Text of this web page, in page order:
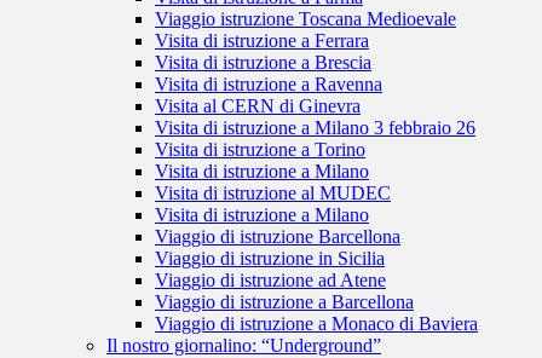
Viaggio istruzione Toscana Medioevale
Visita di istruzione a Ferrara
Visita di istruzione a Brescia
Visita di istruzione a Ravenna
Visita al CERN di Ginevra
Visita di istruzione a Milano 3 febbraio 26
Visita di istruzione a Torino
Visita di istruzione a Milano
Visita di istruzione al MUDEC
Visita di istruzione a Milano
Viaggio di istruzione Barcellona
Viaggio di istruzione in Sicilia
Viaggio di istruzione ad Atene
Viaggio di istruzione a Barcellona
Viaggio di istruzione a Monaco di Baviera
Il nostro giornalino: “Underground”